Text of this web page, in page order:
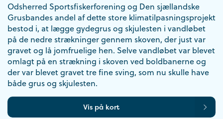
Odsherred Sportsfiskerforening og Den sjællandske
Grusbandes andel af dette store klimatilpasningsprojekt
bestod i, at lægge gydegrus og skjulesten i vandløbet
på de nedre strækninger gennem skoven, der just var
gravet og lå jomfruelige hen. Selve vandløbet var blevet
omlagt på en strækning i skoven ved boldbanerne og
der var blevet gravet tre fine sving, som nu skulle have
både grus og skjulesten.
Vis på kort